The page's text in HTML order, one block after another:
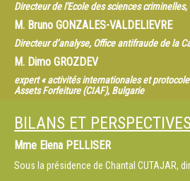
Directeur de l'Ecole des sciences
M. Bruno GONZALES-VALDELIEVRE
Directeur d’analyse, Office antifraude de la
M. Dimo GROZDEV
expert « activités internationales et
Assets Forfeiture (CIAF), Bulgarie
Inspecteur des douanes, Douanes judiciaires,
Mme Myriam Ferrante
Chef de la Division « fraudes financières »,
Renseignement et des Enquêtes Douanières
BILANS ET PERSPECTIVES
Mme Elena PELLISER
Sous la présidence de Chantal CUTAJAR,